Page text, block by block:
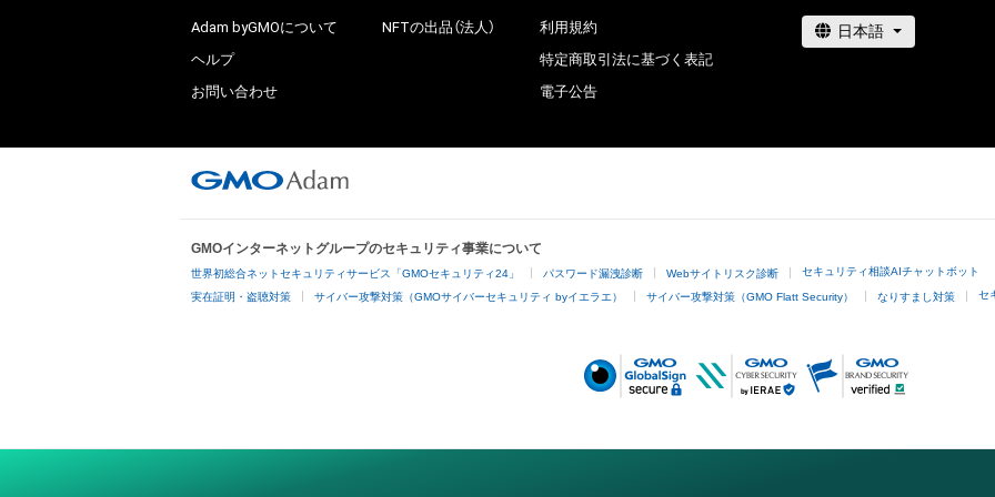
Adam byGMOについて
ヘルプ
お問い合わせ
NFTの出品（法人）
利用規約
特定商取引法に基づく表記
電子公告
GMOインターネットグループのセキュリティ事業について
世界初総合ネットセキュリティサービス「GMOセキュリティ24」 パスワード漏洩診断 Webサイトリスク診断 セキュリティ相談AIチャットボット
実在証明・盗聴対策 サイバー攻撃対策（GMOサイバーセキュリティ byイエラエ） サイバー攻撃対策（GMO Flatt Security） なりすまし対策 セ